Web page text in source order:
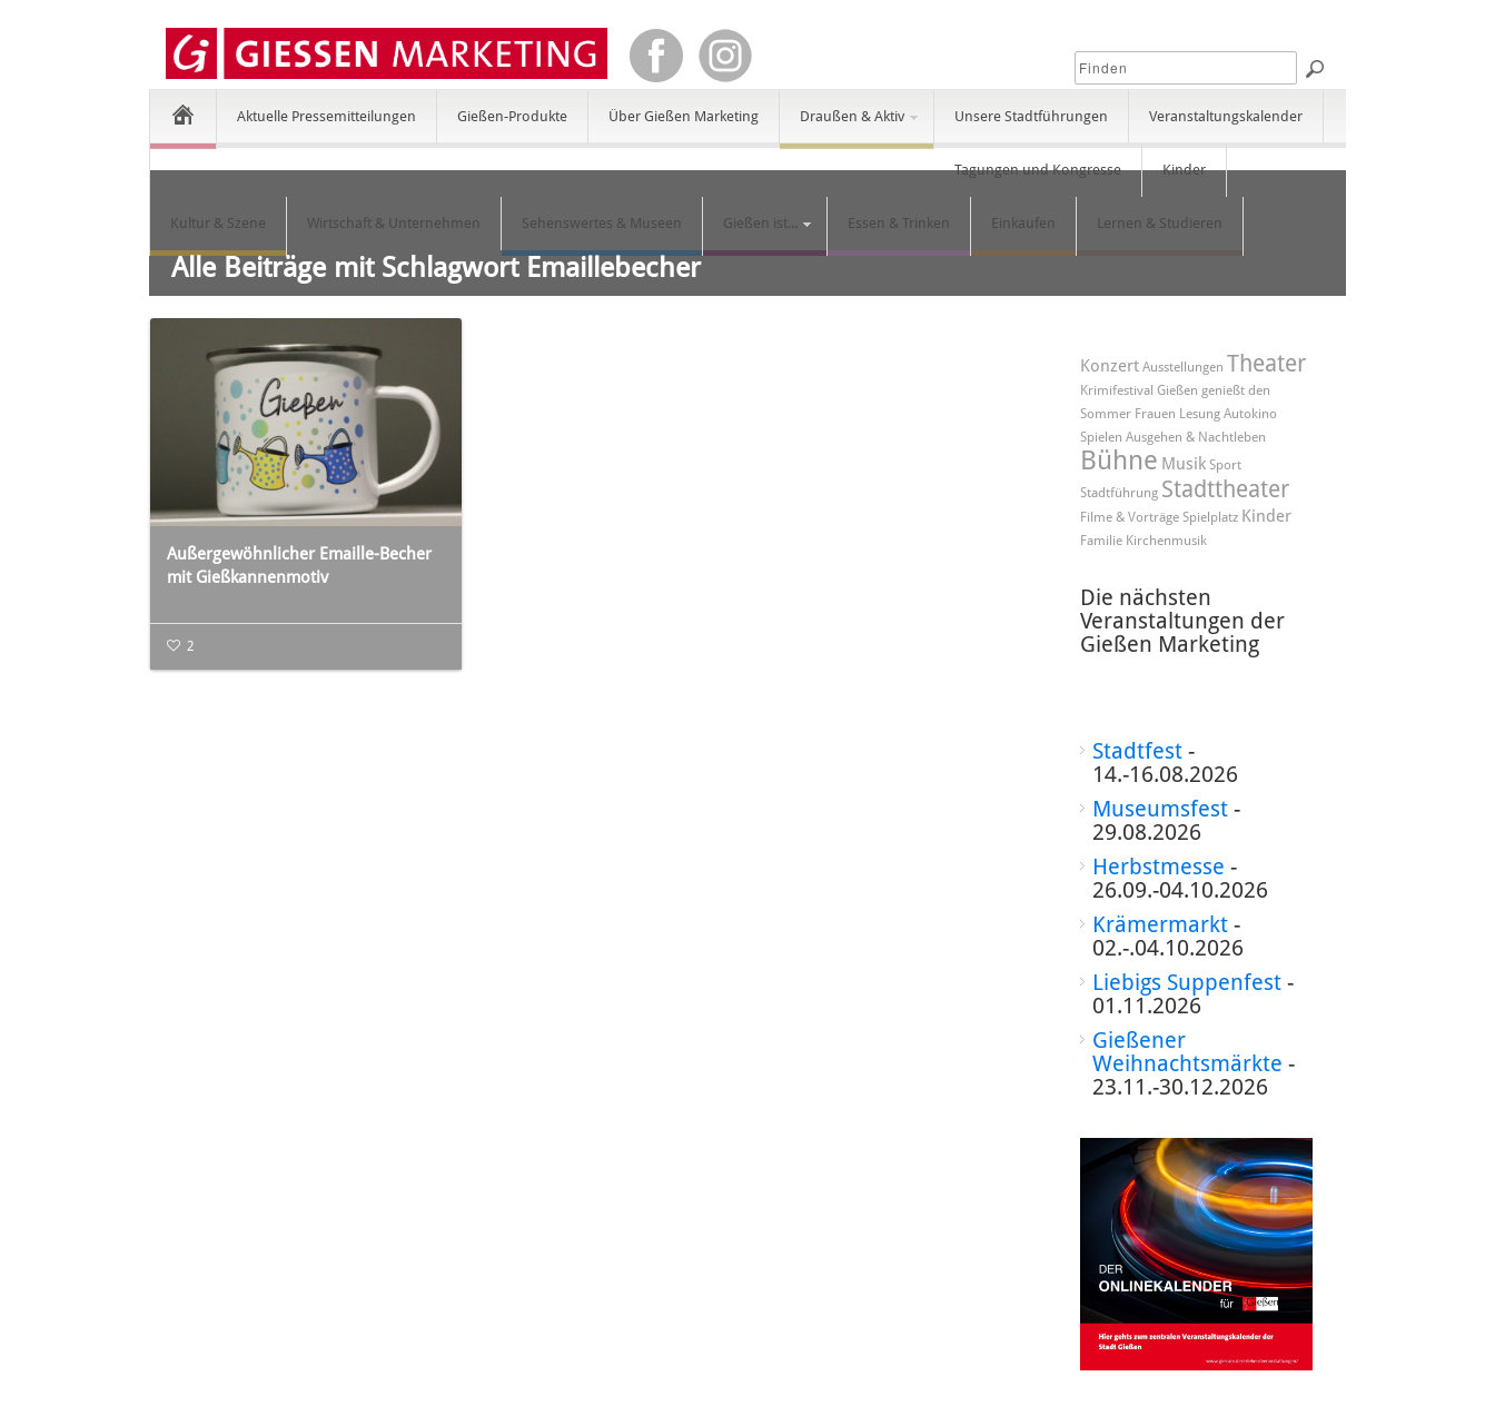
Aktuelle Pressemitteilungen Gießen-Produkte Über Gießen Marketing Draußen & Aktiv Unsere Stadtführungen Veranstaltungskalender
Tagungen und Kongresse Kinder
Kultur & Szene Wirtschaft & Unternehmen Sehenswertes & Museen Gießen ist... Essen & Trinken Einkaufen Lernen & Studieren
Alle Beiträge mit Schlagwort Emaillebecher
Außergewöhnlicher Emaille-Becher
mit Gießkannenmotiv
2
Konzert Ausstellungen Theater
Krimifestival Gießen genießt den
Sommer Frauen Lesung Autokino
Spielen Ausgehen & Nachtleben
Bühne Musik Sport
Stadtführung Stadttheater
Filme & Vorträge Spielplatz Kinder
Familie Kirchenmusik
Die nächsten
Veranstaltungen der
Gießen Marketing
Stadtfest-
14.-16.08.2026
Museumsfest-
29.08.2026
Herbstmesse -
26.09.-04.10.2026
Krämermarkt-
02.-.04.10.2026
Liebigs Suppenfest-
01.11.2026
Gießener
Weihnachtsmärkte -
23.11.-30.12.2026